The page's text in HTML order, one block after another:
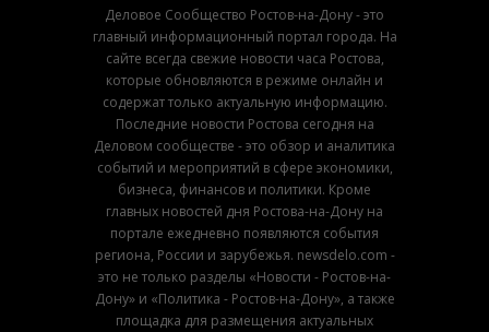
Деловое Сообщество Ростов-на-Дону - это
главный информационный портал города. На
сайте всегда свежие новости часа Ростова,
которые обновляются в режиме онлайн и
содержат только актуальную информацию.
Последние новости Ростова сегодня на
Деловом сообществе - это обзор и аналитика
событий и мероприятий в сфере экономики,
бизнеса, финансов и политики. Кроме
главных новостей дня Ростова-на-Дону на
портале ежедневно появляются события
региона, России и зарубежья. newsdelo.com -
это не только разделы «Новости - Ростов-на-
Дону» и «Политика - Ростов-на-Дону», а также
площадка для размещения актуальных